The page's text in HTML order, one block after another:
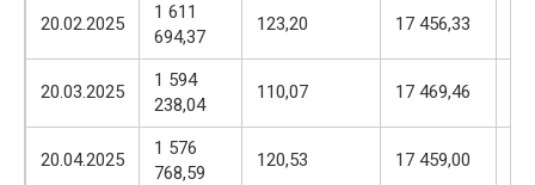
20.02.2025
1 611
694,37
123,20 17 456,33
20.03.2025
1 594
238,04
110,07 17 469,46
20.04.2025
1 576
768,59
120,53 17 459,00